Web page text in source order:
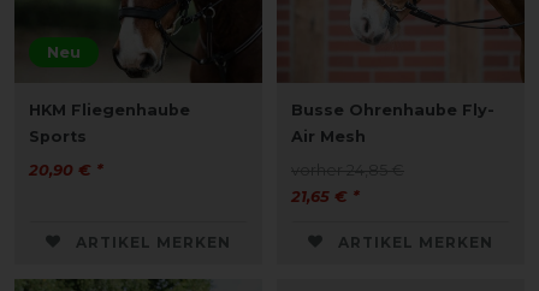
Neu
HKM Fliegenhaube
Sports
20,90 € *
ARTIKEL MERKEN
Busse Ohrenhaube Fly-
Air Mesh
21,65 € *
ARTIKEL MERKEN